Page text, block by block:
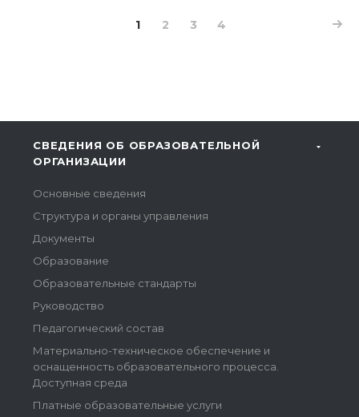
1 2 3 4
СВЕДЕНИЯ ОБ ОБРАЗОВАТЕЛЬНОЙ
ОРГАНИЗАЦИИ
Основные сведения
Структура и органы управления
Документы
Образование
Образовательные стандарты
Руководство
Педагогический состав
Материально-техническое обеспечение и
оснащенность образовательного процесса.
Доступная среда
Платные образовательные услуги